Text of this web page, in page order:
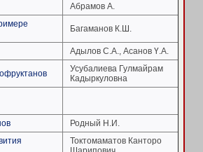
Абрамов А.
Багаманов К.Ш.
Адылов С.А., Асанов Ү.А.
Усубалиева Гулмайрам
Кадыркуловна
Родный Н.И.
Токтомаматов Канторо